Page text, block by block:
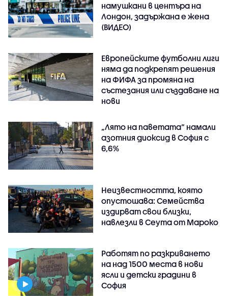
намушкани в центъра на
Лондон, задържана е жена
(ВИДЕО)
Европейските футболни лиги
няма да подкрепят решения
на ФИФА за промяна на
състезания или създаване на
нови
„Лято на паветата“ намали
азотния диоксид в София с
6,6%
Неизвестността, която
опустошава: Семейства
издирват свои близки,
навлезли в Сеута от Мароко
Работят по разкриването
на над 1500 места в нови
ясли и детски градини в
София